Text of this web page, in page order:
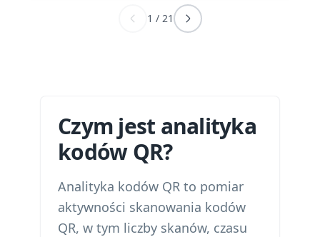
1 / 21
Czym jest analityka
kodów QR?
Analityka kodów QR to pomiar
aktywności skanowania kodów
QR, w tym liczby skanów, czasu